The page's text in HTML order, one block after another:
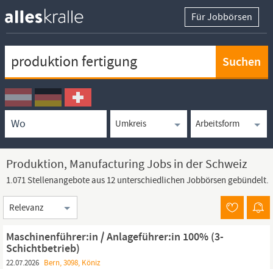
Für Jobbörsen
Ortssuche
Umkreissuche
Arbeitsform
Produktion, Manufacturing Jobs in der Schweiz
1.071 Stellenangebote aus 12 unterschiedlichen Jobbörsen gebündelt.
Sortierung
Maschinenführer:in / Anlageführer:in 100% (3-
Schichtbetrieb)
22.07.2026 Bern, 3098, Köniz